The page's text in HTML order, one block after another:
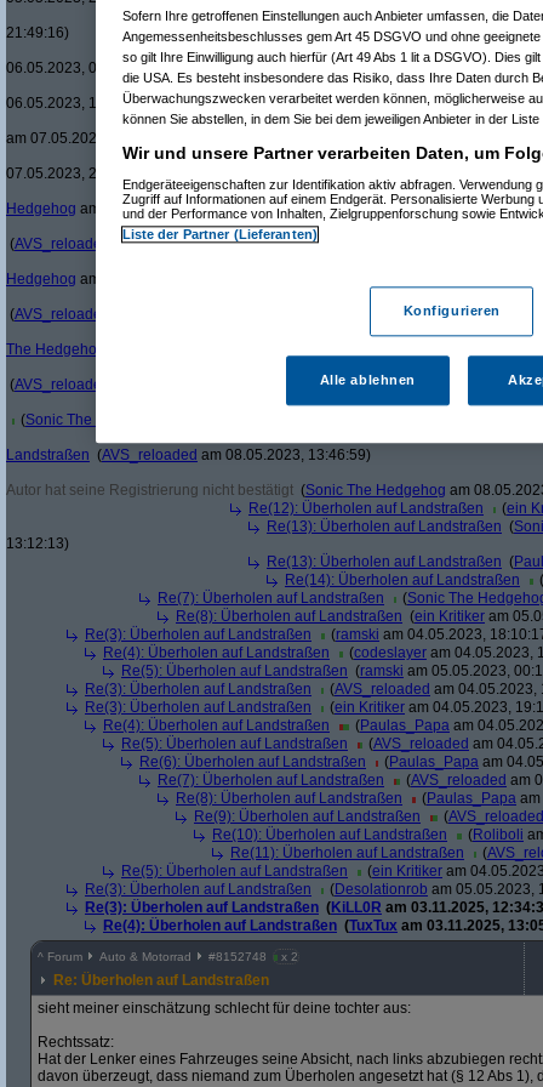
Re(18): Überholen auf
21:49:16)
Re(19): Überholen auf
06.05.2023, 07:29:12)
Re(20): Überholen
06.05.2023, 11:02:54)
Re(21): Überholen
am 07.05.2023, 19:56:56)
Re(22):
07.05.2023, 21:14:39)
Re(23):
Hedgehog am 07.05.2023, 21:53:43)
(AVS_reloaded
am 08.05.2023, 09:50:19)
Hedgehog am 08.05.2023, 10:05:52)
(AVS_reloaded
The Hedgehog
(AVS_reloaded
(Sonic The Hedgehog
Landstraßen (AVS_reloaded am 08.05.2023, 13:46:59)
Autor hat seine Registrierung nicht bestätigt (Sonic The Hedgehog am
Re(12): Überholen auf Landstraßen
(ein
Re(13): Überholen auf Landstraßen (
13:12:13)
Re(13): Überholen auf Landstraßen (
Re(14): Überholen auf Landstraßen
(
Re(7): Überholen auf Landstraßen
(Sonic The
Re(8): Überholen auf Landstraßen (ein Kritiker am
Re(3): Überholen auf Landstraßen
(ramski am 04.05.2023,
Re(4): Überholen auf Landstraßen
(codeslayer am 04.05.2023,
Re(5): Überholen auf Landstraßen (ramski am 05.05.2023,
Re(3): Überholen auf Landstraßen
(AVS_reloaded am 04.05.2023,
Re(3): Überholen auf Landstraßen
(ein Kritiker am 04.05.2023,
Re(4): Überholen auf Landstraßen
(Paulas_Papa am
Re(5): Überholen auf Landstraßen
(AVS_reloaded am
Re(6): Überholen auf Landstraßen
(Paulas_Papa am
Re(7): Überholen auf Landstraßen
(AVS_reloaded am
Re(8): Überholen auf Landstraßen
(Paulas_Papa
Re(9): Überholen auf Landstraßen
(AVS_reloaded
Re(10): Überholen auf Landstraßen
(Roliboli
Re(11): Überholen auf Landstraßen
(
Re(5): Überholen auf Landstraßen
(ein Kritiker am
Re(3): Überholen auf Landstraßen
(Desolationrob am 05.05.2023,
Re(3): Überholen auf Landstraßen (KiLL0R am 03.11.2025,
Re(4): Überholen auf Landstraßen (TuxTux am 03.11.2025,
^ Forum Auto & Motorrad #8152748 x 2
Re: Überholen auf Landstraßen
sieht meiner einschätzung schlecht für deine tochter aus:
Rechtssatz:
Hat der Lenker eines Fahrzeuges seine Absicht, nach links abzubiegen
davon überzeugt, dass niemand zum Überholen angesetzt hat (§ 12 Abs 1),
Sofern Ihre getroffenen Einstellungen auch Anbieter umfassen, die
Angemessenheitsbeschlusses gem Art 45 DSGVO und ohne
so gilt Ihre Einwilligung auch hierfür (Art 49 Abs 1 lit a DSGVO). Dies
die USA. Es besteht insbesondere das Risiko, dass Ihre Daten durch
Überwachungszwecken verarbeitet werden können, möglicherweise
können Sie abstellen, in dem Sie bei dem jeweiligen Anbieter in der
Wir und unsere Partner verarbeiten Daten, um
Endgeräteeigenschaften zur Identifikation aktiv abfragen. Verwendung
Zugriff auf Informationen auf einem Endgerät. Personalisierte Werbung
und der Performance von Inhalten, Zielgruppenforschung sowie
Liste der Partner (Lieferanten)
Konfigurieren
Alle ablehnen